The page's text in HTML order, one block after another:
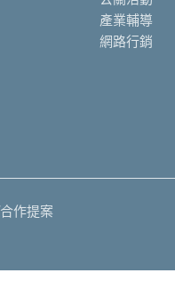
產業輔導
網路行銷
作提案